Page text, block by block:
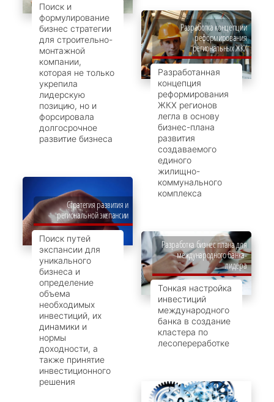
Поиск и
формулирование
бизнес стратегии
для строительно-
монтажной
компании,
которая не только
укрепила
лидерскую
позицию, но и
форсировала
долгосрочное
развитие бизнеса
Разработка концепции
реформирования
региональных ЖКХ
Разработанная
концепция
реформирования
ЖКХ регионов
легла в основу
бизнес-плана
развития
создаваемого
единого
жилищно-
коммунального
комплекса
Стратегия развития и
региональной экспансии
Поиск путей
экспансии для
уникального
бизнеса и
определение
объема
необходимых
инвестиций, их
динамики и
нормы
доходности, а
также принятие
инвестиционного
решения
Разработка бизнес плана для
международного банка-
лидера
Тонкая настройка
инвестиций
международного
банка в создание
кластера по
лесопереработке